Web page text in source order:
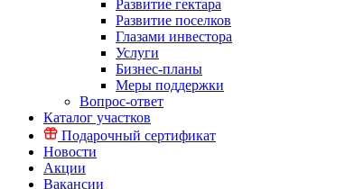
Развитие гектара
Развитие поселков
Глазами инвестора
Услуги
Бизнес-планы
Меры поддержки
Вопрос-ответ
Каталог участков
Подарочный сертификат
Новости
Акции
Вакансии